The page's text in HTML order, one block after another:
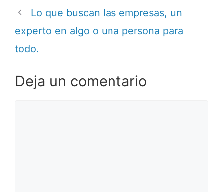
Lo que buscan las empresas, un
experto en algo o una persona para
todo.
Deja un comentario